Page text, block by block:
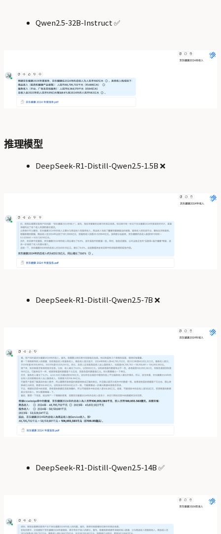
Qwen2.5-32B-Instruct ✅
推理模型
DeepSeek-R1-Distill-Qwen2.5-1.5B ❌
DeepSeek-R1-Distill-Qwen2.5-7B ❌
DeepSeek-R1-Distill-Qwen2.5-14B ✅